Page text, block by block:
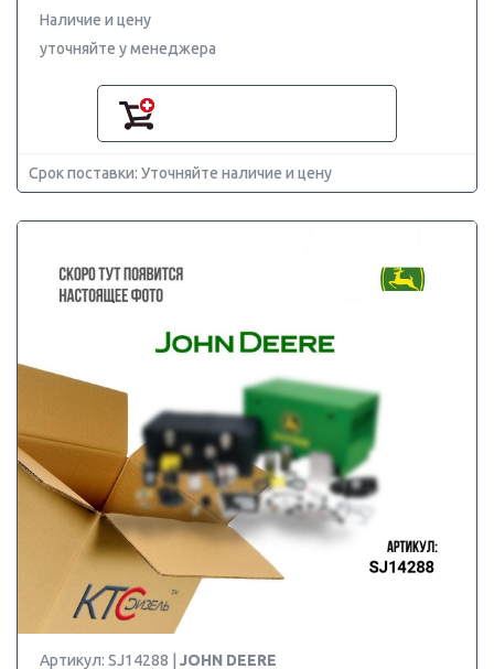
Наличие и цену
уточняйте у менеджера
Срок поставки: Уточняйте наличие и цену
Артикул: SJ14288 | JOHN DEERE